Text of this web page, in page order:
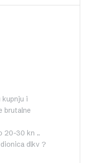
kupnju i
brutalne
20-30 kn ..
dlkv ?